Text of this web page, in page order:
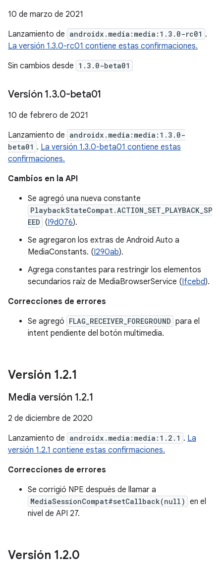
10 de marzo de 2021
Lanzamiento de androidx.media:media:1.3.0-rc01 .
La versión 1.3.0-rc01 contiene estas confirmaciones.
Sin cambios desde 1.3.0-beta01
Versión 1.3.0-beta01
10 de febrero de 2021
Lanzamiento de androidx.media:media:1.3.0-
beta01 . La versión 1.3.0-beta01 contiene estas
confirmaciones.
Cambios en la API
Se agregó una nueva constante
PlaybackStateCompat.ACTION_SET_PLAYBACK_SP
EED (I9d076).
Se agregaron los extras de Android Auto a
MediaConstants. (I290ab).
Agrega constantes para restringir los elementos
secundarios raíz de MediaBrowserService (Ifcebd).
Correcciones de errores
Se agregó FLAG_RECEIVER_FOREGROUND para el
intent pendiente del botón multimedia.
Versión 1.2.1
Media versión 1.2.1
2 de diciembre de 2020
Lanzamiento de androidx.media:media:1.2.1 . La
versión 1.2.1 contiene estas confirmaciones.
Correcciones de errores
Se corrigió NPE después de llamar a
MediaSessionCompat#setCallback(null) en el
nivel de API 27.
Versión 1.2.0